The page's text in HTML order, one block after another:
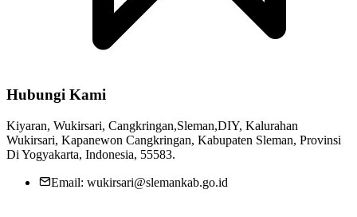
Hubungi Kami
Kiyaran, Wukirsari, Cangkringan,Sleman,DIY, Kalurahan
Wukirsari, Kapanewon Cangkringan, Kabupaten Sleman, Provinsi
Di Yogyakarta, Indonesia, 55583.
Email: wukirsari@slemankab.go.id